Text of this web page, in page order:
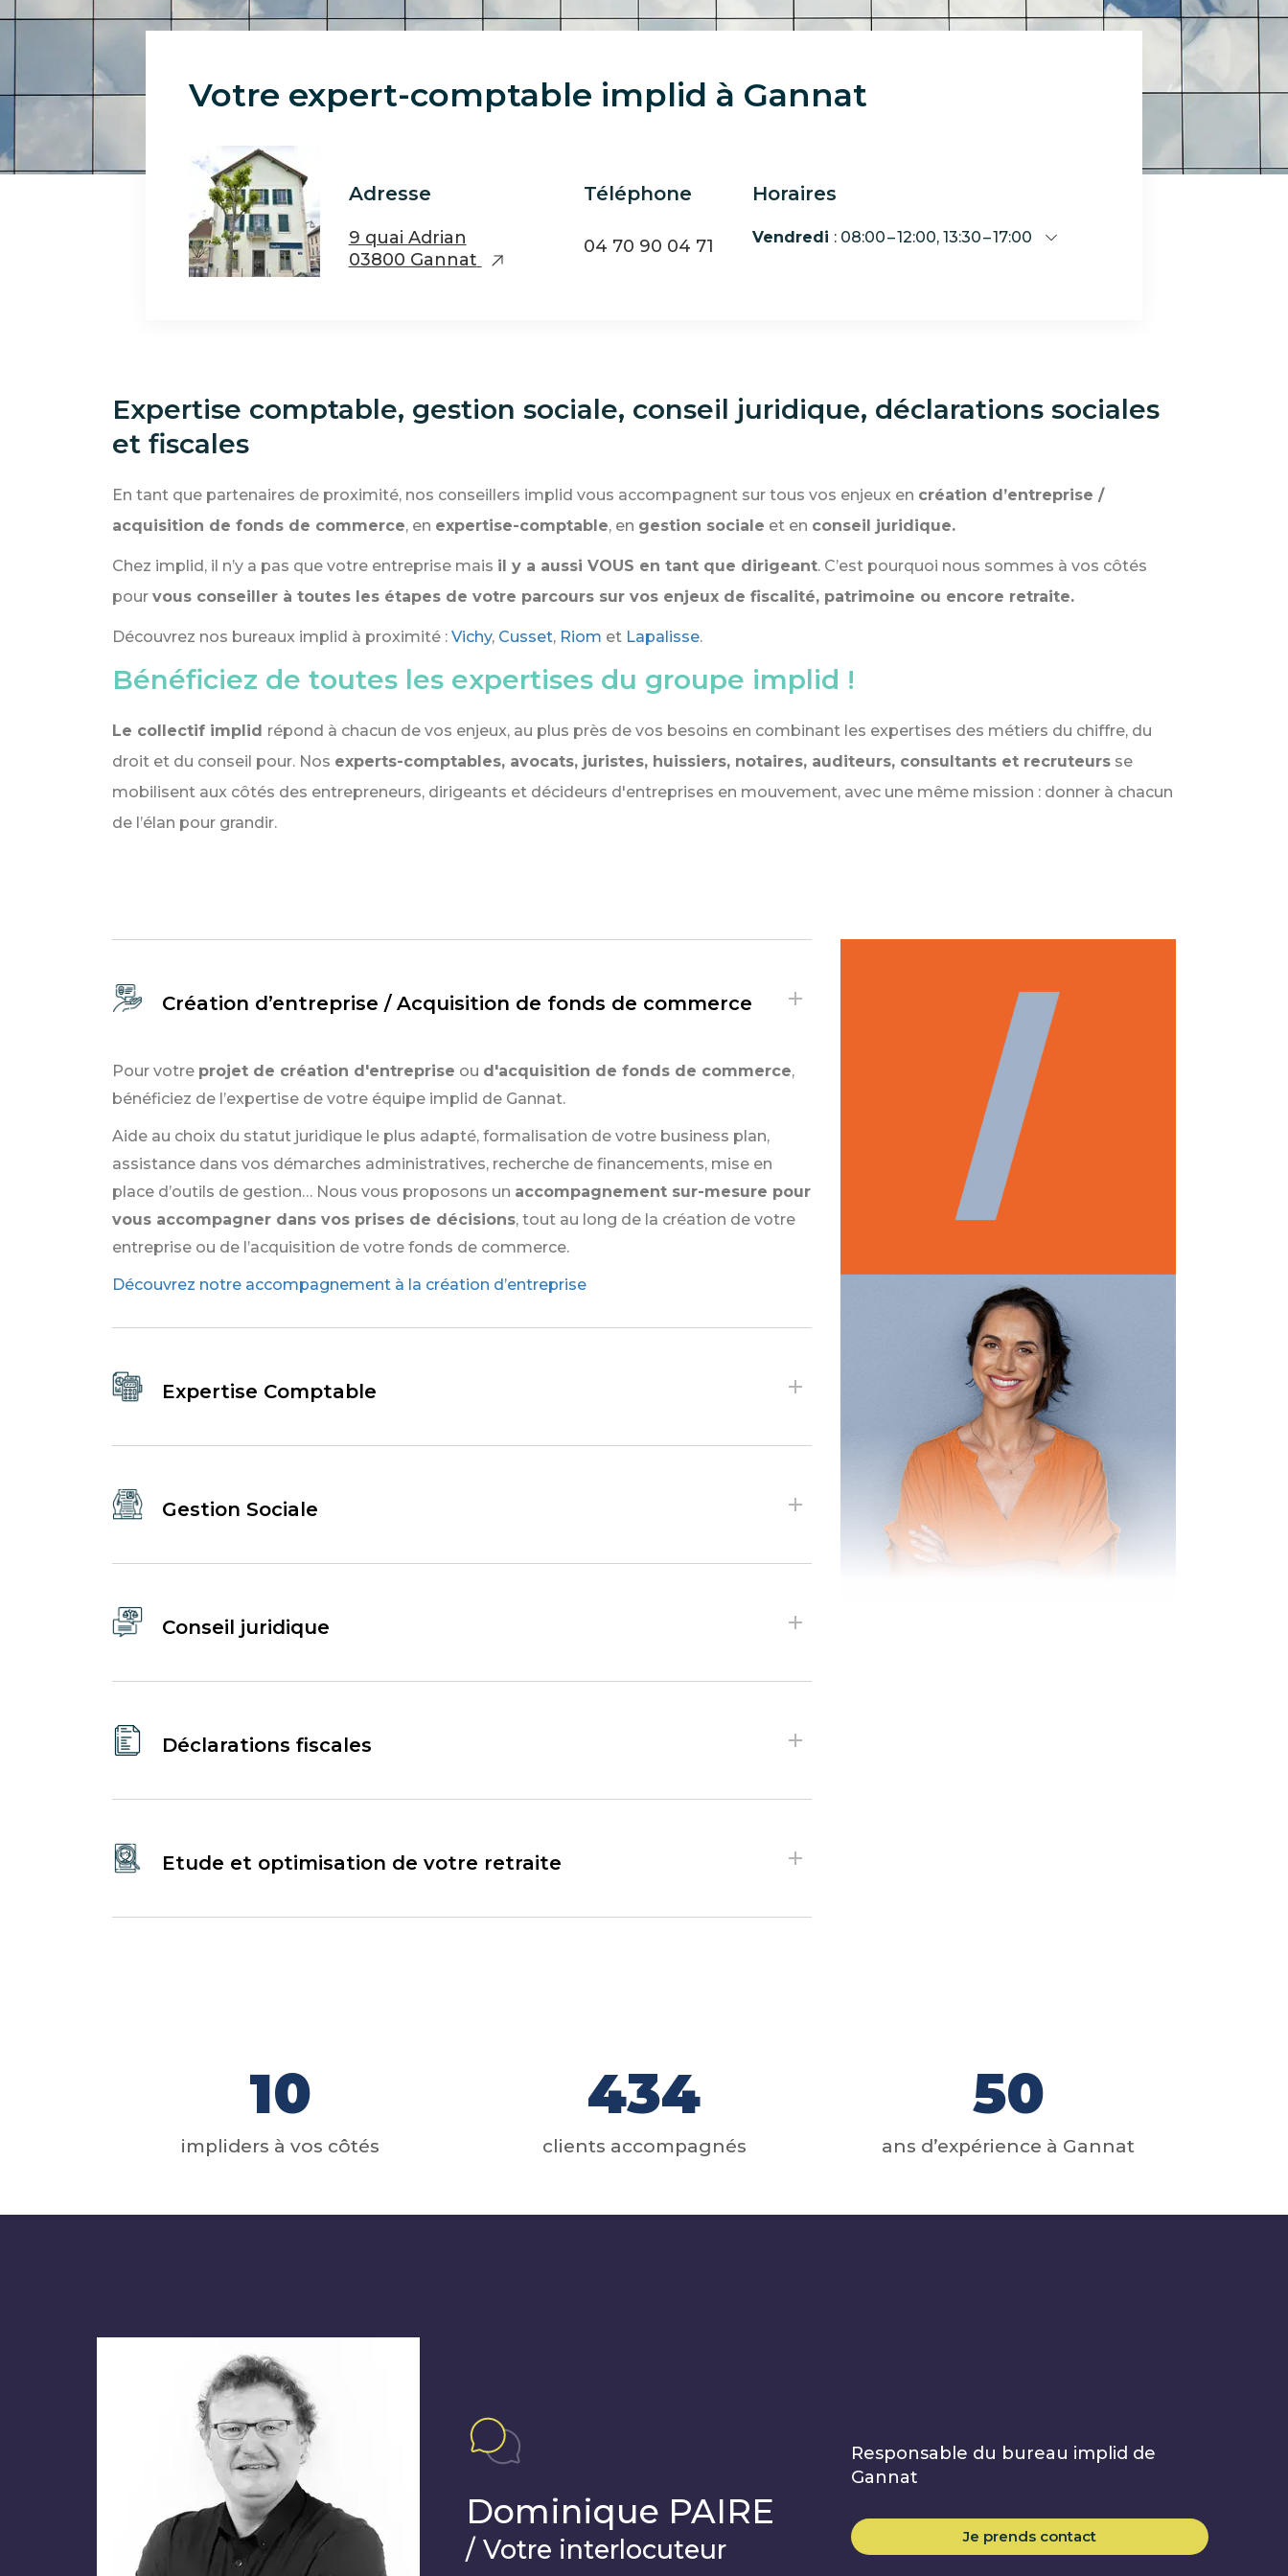
Votre expert-comptable implid à Gannat
Adresse
9 quai Adrian
03800 Gannat
Téléphone
04 70 90 04 71
Horaires
Vendredi : 08:00 – 12:00, 13:30 – 17:00
Expertise comptable, gestion sociale, conseil juridique, déclarations sociales
et fiscales
En tant que partenaires de proximité, nos conseillers implid vous accompagnent sur tous vos enjeux en création d’entreprise /
acquisition de fonds de commerce, en expertise-comptable, en gestion sociale et en conseil juridique.
Chez implid, il n’y a pas que votre entreprise mais il y a aussi VOUS en tant que dirigeant. C’est pourquoi nous sommes à vos côtés
pour vous conseiller à toutes les étapes de votre parcours sur vos enjeux de fiscalité, patrimoine ou encore retraite.
Découvrez nos bureaux implid à proximité : Vichy, Cusset, Riom et Lapalisse.
Bénéficiez de toutes les expertises du groupe implid !
Le collectif implid répond à chacun de vos enjeux, au plus près de vos besoins en combinant les expertises des métiers du chiffre, du
droit et du conseil pour. Nos experts-comptables, avocats, juristes, huissiers, notaires, auditeurs, consultants et recruteurs se
mobilisent aux côtés des entrepreneurs, dirigeants et décideurs d'entreprises en mouvement, avec une même mission : donner à chacun
de l’élan pour grandir.
Création d’entreprise / Acquisition de fonds de commerce
Pour votre projet de création d'entreprise ou d'acquisition de fonds de commerce,
bénéficiez de l’expertise de votre équipe implid de Gannat.
Aide au choix du statut juridique le plus adapté, formalisation de votre business plan,
assistance dans vos démarches administratives, recherche de financements, mise en
place d’outils de gestion… Nous vous proposons un accompagnement sur-mesure pour
vous accompagner dans vos prises de décisions, tout au long de la création de votre
entreprise ou de l’acquisition de votre fonds de commerce.
Découvrez notre accompagnement à la création d’entreprise
Expertise Comptable
Gestion Sociale
Conseil juridique
Déclarations fiscales
Etude et optimisation de votre retraite
10
impliders à vos côtés
434
clients accompagnés
50
ans d’expérience à Gannat
Dominique PAIRE
/ Votre interlocuteur
Responsable du bureau implid de
Gannat
Je prends contact